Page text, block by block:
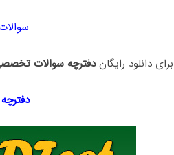
برای دانلود رایگاندفترچه سوالات تخصصی کنکور دکتری